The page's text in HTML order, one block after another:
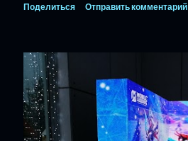
Поделиться
Отправить комментарий